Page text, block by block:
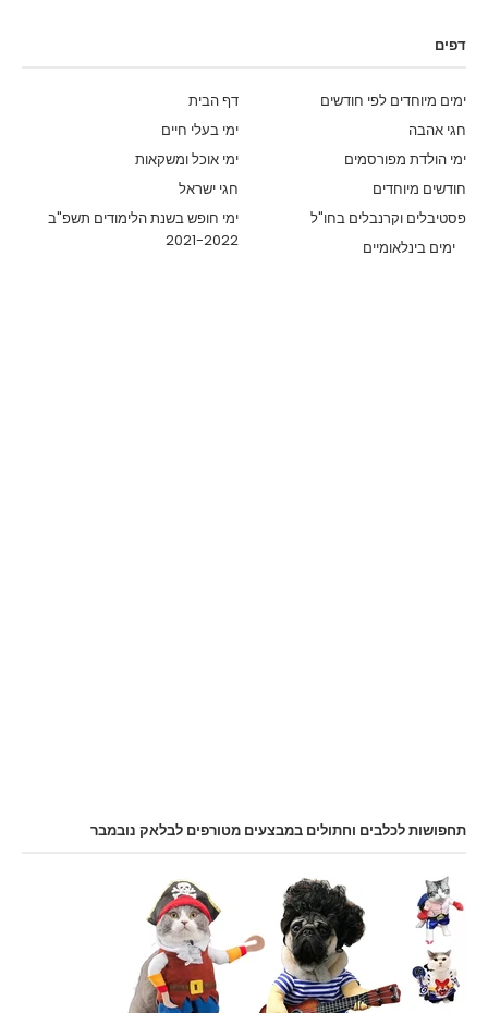
דפים
דף הבית
ימים מיוחדים לפי חודשים
ימי בעלי חיים
חגי אהבה
ימי אוכל ומשקאות
ימי הולדת מפורסמים
חגי ישראל
חודשים מיוחדים
ימי חופש בשנת הלימודים תשפ"ב
2021-2022
פסטיבלים וקרנבלים בחו"ל
ימים בינלאומיים
תחפושות לכלבים וחתולים במבצעים מטורפים לבלאק נובמבר